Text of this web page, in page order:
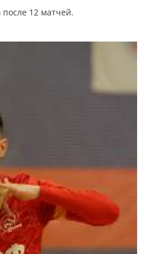
12 матчей.